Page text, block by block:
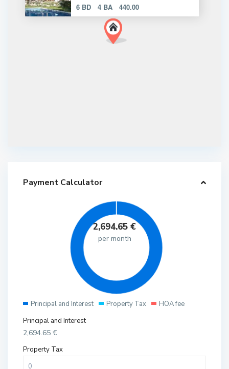
6 BD 4 BA 440.00
Payment Calculator
2,694.65 €
per month
Principal and Interest Property Tax
HOA fee
Principal and Interest
2,694.65 €
Property Tax